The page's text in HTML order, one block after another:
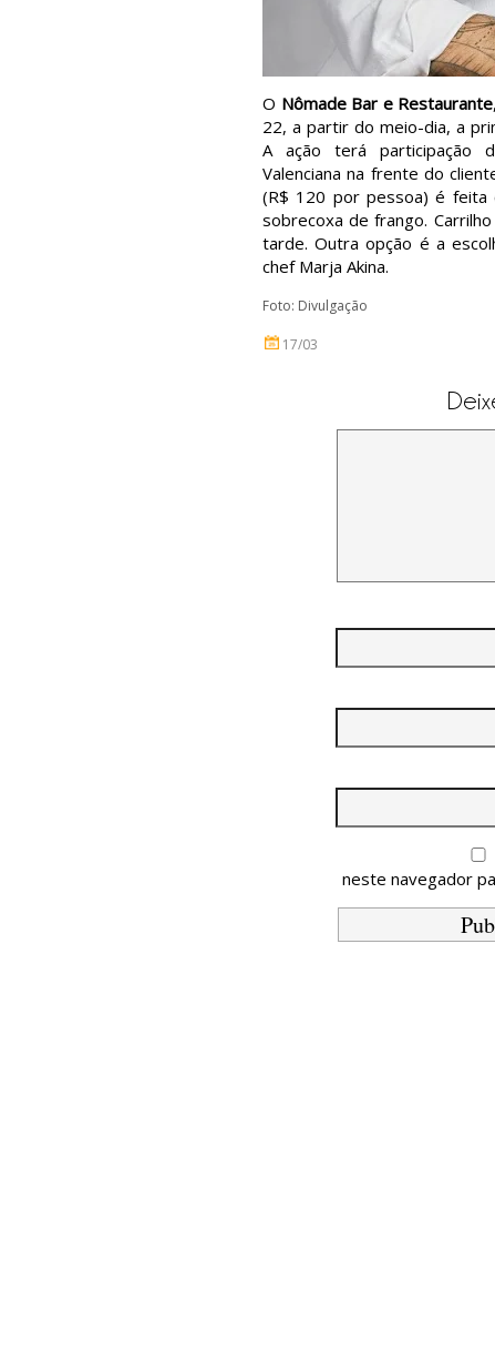
O Nômade Bar e Restaurante
22, a partir do meio-dia, a
A ação terá participação
Valenciana na frente do
(R$ 120 por pessoa) é feita
sobrecoxa de frango.
tarde. Outra opção é a
chef Marja Akina.
Foto: Divulgação
17/03
neste navegador